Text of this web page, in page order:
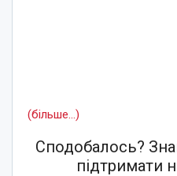
(більше…)
Сподобалось?
підтримати